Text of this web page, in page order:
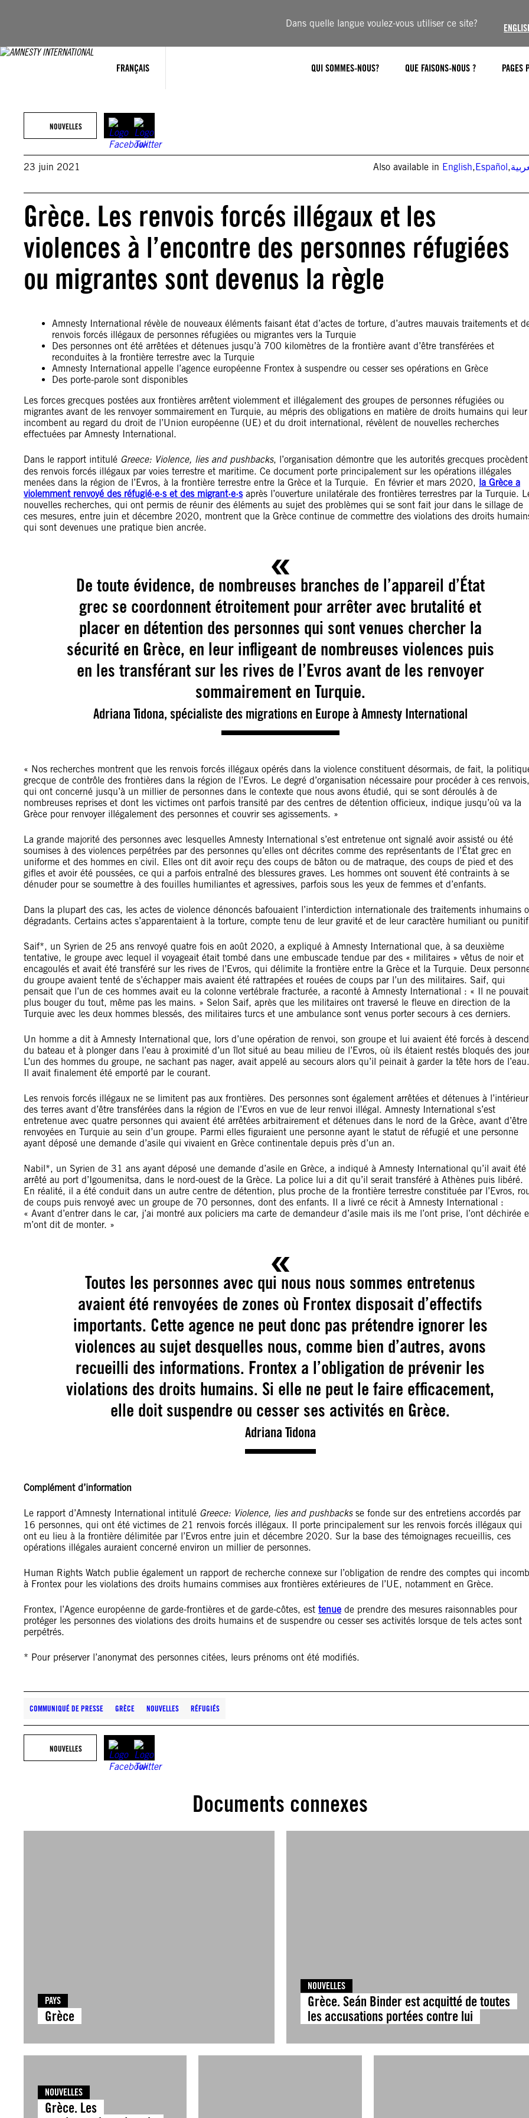
Dans quelle langue voulez-vous utiliser ce site?
FRANÇAIS QUI SOMMES-NOUS? QUE FAISONS-NOUS ? PAGES
NOUVELLES
23 juin 2021 Also available in English,Español,
Grèce. Les renvois forcés illégaux et les
violences à l’encontre des personnes réfugiées
ou migrantes sont devenus la règle
Amnesty International révèle de nouveaux éléments faisant état d’actes de torture, d’autres mauvais traitements et
renvois forcés illégaux de personnes réfugiées ou migrantes vers la Turquie
Des personnes ont été arrêtées et détenues jusqu’à 700 kilomètres de la frontière avant d’être transférées et
reconduites à la frontière terrestre avec la Turquie
Amnesty International appelle l’agence européenne Frontex à suspendre ou cesser ses opérations en Grèce
Des porte-parole sont disponibles
Les forces grecques postées aux frontières arrêtent violemment et illégalement des groupes de personnes réfugiées ou
migrantes avant de les renvoyer sommairement en Turquie, au mépris des obligations en matière de droits humains qui leur
incombent au regard du droit de l’Union européenne (UE) et du droit international, révèlent de nouvelles recherches
effectuées par Amnesty International.
Dans le rapport intitulé Greece: Violence, lies and pushbacks, l’organisation démontre que les autorités grecques
des renvois forcés illégaux par voies terrestre et maritime. Ce document porte principalement sur les opérations illégales
menées dans la région de l’Evros, à la frontière terrestre entre la Grèce et la Turquie. En février et mars 2020, la Grèce a
violemment renvoyé des réfugié·e·s et des migrant·e·saprès l’ouverture unilatérale des frontières terrestres par la Turquie.
nouvelles recherches, qui ont permis de réunir des éléments au sujet des problèmes qui se sont fait jour dans le sillage de
ces mesures, entre juin et décembre 2020, montrent que la Grèce continue de commettre des violations des droits
qui sont devenues une pratique bien ancrée.
De toute évidence, de nombreuses branches de l’appareil d’État
grec se coordonnent étroitement pour arrêter avec brutalité et
placer en détention des personnes qui sont venues chercher la
sécurité en Grèce, en leur infligeant de nombreuses violences puis
en les transférant sur les rives de l’Evros avant de les renvoyer
sommairement en Turquie.
Adriana Tidona, spécialiste des migrations en Europe à Amnesty International
« Nos recherches montrent que les renvois forcés illégaux opérés dans la violence constituent désormais, de fait, la
grecque de contrôle des frontières dans la région de l’Evros. Le degré d’organisation nécessaire pour procéder à ces renvois,
qui ont concerné jusqu’à un millier de personnes dans le contexte que nous avons étudié, qui se sont déroulés à de
nombreuses reprises et dont les victimes ont parfois transité par des centres de détention officieux, indique jusqu’où va la
Grèce pour renvoyer illégalement des personnes et couvrir ses agissements. »
La grande majorité des personnes avec lesquelles Amnesty International s’est entretenue ont signalé avoir assisté ou été
soumises à des violences perpétrées par des personnes qu’elles ont décrites comme des représentants de l’État grec en
uniforme et des hommes en civil. Elles ont dit avoir reçu des coups de bâton ou de matraque, des coups de pied et des
gifles et avoir été poussées, ce qui a parfois entraîné des blessures graves. Les hommes ont souvent été contraints à se
dénuder pour se soumettre à des fouilles humiliantes et agressives, parfois sous les yeux de femmes et d’enfants.
Dans la plupart des cas, les actes de violence dénoncés bafouaient l’interdiction internationale des traitements inhumains
dégradants. Certains actes s’apparentaient à la torture, compte tenu de leur gravité et de leur caractère humiliant ou
Saif*, un Syrien de 25 ans renvoyé quatre fois en août 2020, a expliqué à Amnesty International que, à sa deuxième
tentative, le groupe avec lequel il voyageait était tombé dans une embuscade tendue par des « militaires » vêtus de noir et
encagoulés et avait été transféré sur les rives de l’Evros, qui délimite la frontière entre la Grèce et la Turquie. Deux
du groupe avaient tenté de s’échapper mais avaient été rattrapées et rouées de coups par l’un des militaires. Saif, qui
pensait que l’un de ces hommes avait eu la colonne vertébrale fracturée, a raconté à Amnesty International : « Il ne pouvait
plus bouger du tout, même pas les mains. » Selon Saif, après que les militaires ont traversé le fleuve en direction de la
Turquie avec les deux hommes blessés, des militaires turcs et une ambulance sont venus porter secours à ces derniers.
Un homme a dit à Amnesty International que, lors d’une opération de renvoi, son groupe et lui avaient été forcés à
du bateau et à plonger dans l’eau à proximité d’un îlot situé au beau milieu de l’Evros, où ils étaient restés bloqués des
L’un des hommes du groupe, ne sachant pas nager, avait appelé au secours alors qu’il peinait à garder la tête hors de l’eau.
Il avait finalement été emporté par le courant.
Les renvois forcés illégaux ne se limitent pas aux frontières. Des personnes sont également arrêtées et détenues à l’intérieur
des terres avant d’être transférées dans la région de l’Evros en vue de leur renvoi illégal. Amnesty International s’est
entretenue avec quatre personnes qui avaient été arrêtées arbitrairement et détenues dans le nord de la Grèce, avant d’être
renvoyées en Turquie au sein d’un groupe. Parmi elles figuraient une personne ayant le statut de réfugié et une personne
ayant déposé une demande d’asile qui vivaient en Grèce continentale depuis près d’un an.
Nabil*, un Syrien de 31 ans ayant déposé une demande d’asile en Grèce, a indiqué à Amnesty International qu’il avait été
arrêté au port d’Igoumenitsa, dans le nord-ouest de la Grèce. La police lui a dit qu’il serait transféré à Athènes puis libéré.
En réalité, il a été conduit dans un autre centre de détention, plus proche de la frontière terrestre constituée par l’Evros,
de coups puis renvoyé avec un groupe de 70 personnes, dont des enfants. Il a livré ce récit à Amnesty International :
« Avant d’entrer dans le car, j’ai montré aux policiers ma carte de demandeur d’asile mais ils me l’ont prise, l’ont déchirée
m’ont dit de monter. »
Toutes les personnes avec qui nous nous sommes entretenus
avaient été renvoyées de zones où Frontex disposait d’effectifs
importants. Cette agence ne peut donc pas prétendre ignorer les
violences au sujet desquelles nous, comme bien d’autres, avons
recueilli des informations. Frontex a l’obligation de prévenir les
violations des droits humains. Si elle ne peut le faire efficacement,
elle doit suspendre ou cesser ses activités en Grèce.
Adriana Tidona
Complément d’information
Le rapport d’Amnesty International intitulé Greece: Violence, lies and pushbacksse fonde sur des entretiens accordés par
16 personnes, qui ont été victimes de 21 renvois forcés illégaux. Il porte principalement sur les renvois forcés illégaux qui
ont eu lieu à la frontière délimitée par l’Evros entre juin et décembre 2020. Sur la base des témoignages recueillis, ces
opérations illégales auraient concerné environ un millier de personnes.
Human Rights Watch publie également un rapport de recherche connexe sur l’obligation de rendre des comptes qui
à Frontex pour les violations des droits humains commises aux frontières extérieures de l’UE, notamment en Grèce.
Frontex, l’Agence européenne de garde-frontières et de garde-côtes, est tenue de prendre des mesures raisonnables pour
protéger les personnes des violations des droits humains et de suspendre ou cesser ses activités lorsque de tels actes sont
perpétrés.
* Pour préserver l’anonymat des personnes citées, leurs prénoms ont été modifiés.
COMMUNIQUÉ DE PRESSE GRÈCE NOUVELLES RÉFUGIÉS
NOUVELLES
Documents connexes
PAYS
Grèce
NOUVELLES
Grèce. Seán Binder est acquitté de toutes
les accusations portées contre lui
NOUVELLES
Grèce. Les